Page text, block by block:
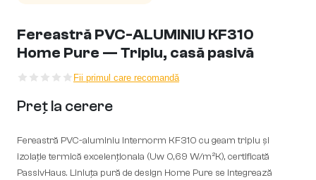
Fereastră PVC-ALUMINIU KF310
Home Pure — Triplu, casă pasivă
Fii primul care recomandă
Preț la cerere
Fereastră PVC-aluminiu Internorm KF310 cu geam triplu și
izolație termică excelenționala (Uw 0,69 W/m²K), certificată
PassivHaus. Liniuța pură de design Home Pure se integrează